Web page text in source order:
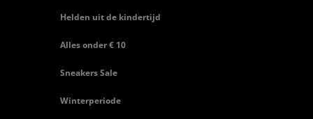
Helden uit de kindertijd
Alles onder € 10
Sneakers Sale
Winterperiode